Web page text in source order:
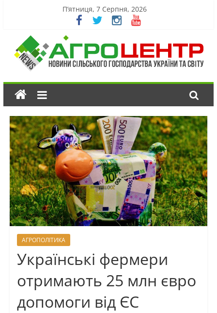
П’ятниця, 7 Серпня, 2026
АГРОПОЛІТИКА
Українські фермери
отримають 25 млн євро
допомоги від ЄС